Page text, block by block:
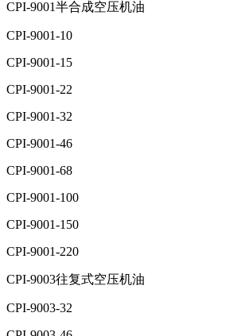
CPI-9001半合成空压机油
CPI-9001-10
CPI-9001-15
CPI-9001-22
CPI-9001-32
CPI-9001-46
CPI-9001-68
CPI-9001-100
CPI-9001-150
CPI-9001-220
CPI-9003往复式空压机油
CPI-9003-32